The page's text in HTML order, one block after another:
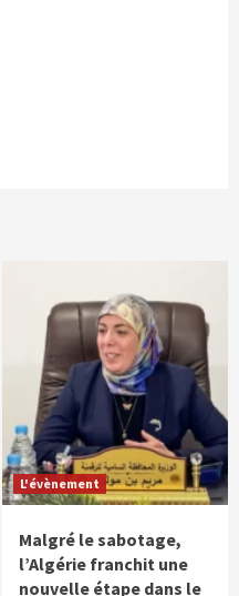
L'évènement
Malgré le sabotage,
l’Algérie franchit une
nouvelle étape dans le